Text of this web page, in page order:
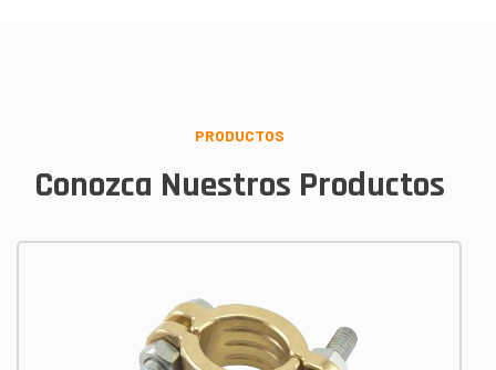
PRODUCTOS
Conozca Nuestros Productos